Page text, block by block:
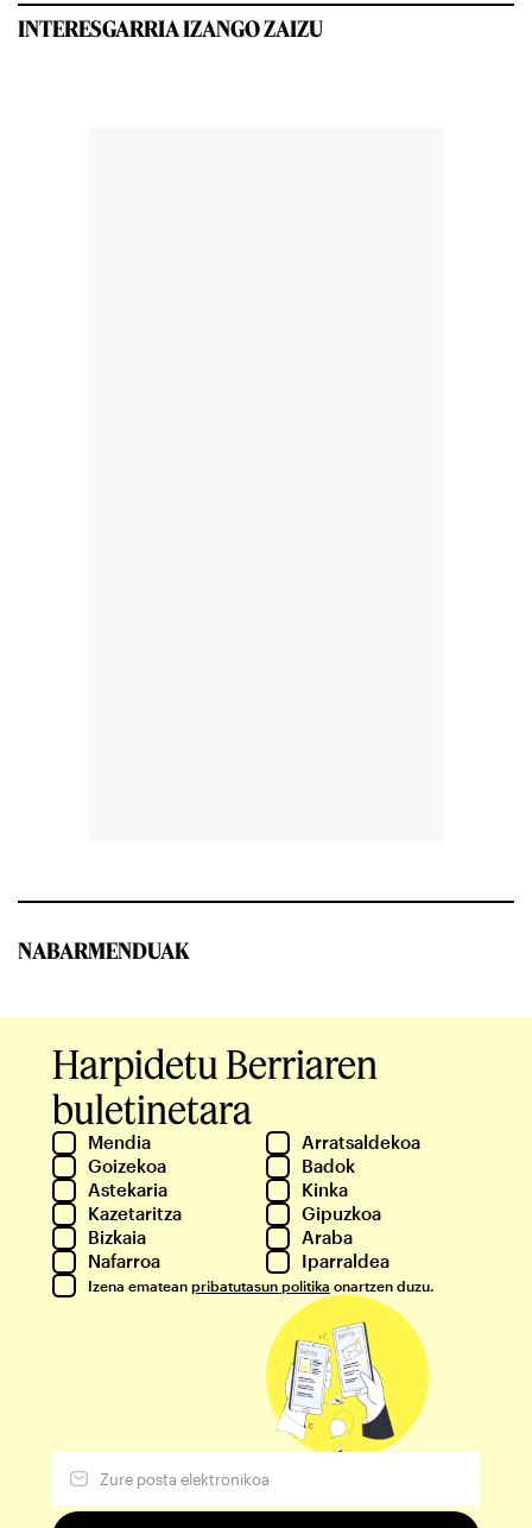
INTERESGARRIA IZANGO ZAIZU
NABARMENDUAK
Harpidetu Berriaren
buletinetara
Mendia
Arratsaldekoa
Goizekoa
Badok
Astekaria
Kinka
Kazetaritza
Gipuzkoa
Bizkaia
Araba
Nafarroa
Iparraldea
Izena ematean pribatutasun politika onartzen duzu.